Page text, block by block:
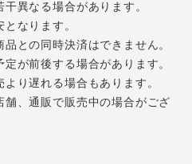
異なる場合があります。
なります。
との同時決済はできません。
が前後する場合があります。
り遅れる場合もあります。
舗、通販で販売中の場合がござ